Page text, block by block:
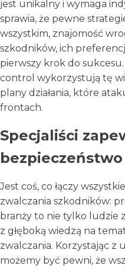
jest unikalny i wymaga
sprawia, że pewne
wszystkim, znajomość
szkodników, ich
pierwszy krok do
control wykorzystują tę
plany działania, które
frontach.
Specjaliści
bezpieczeństwo
Jest coś, co łączy
zwalczania szkodników:
branży to nie tylko ludzie
z głęboką wiedzą na
zwalczania. Korzystając z
możemy być pewni, że